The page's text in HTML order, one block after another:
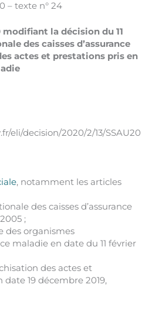
– texte n° 24
la décision du 11
des caisses d’assurance
actes et prestations pris en
eli/decision/2020/2/13/SSAU20
, notamment les articles
des caisses d’assurance
;
des organismes
maladie en date du 11 février
des actes et
19 décembre 2019,